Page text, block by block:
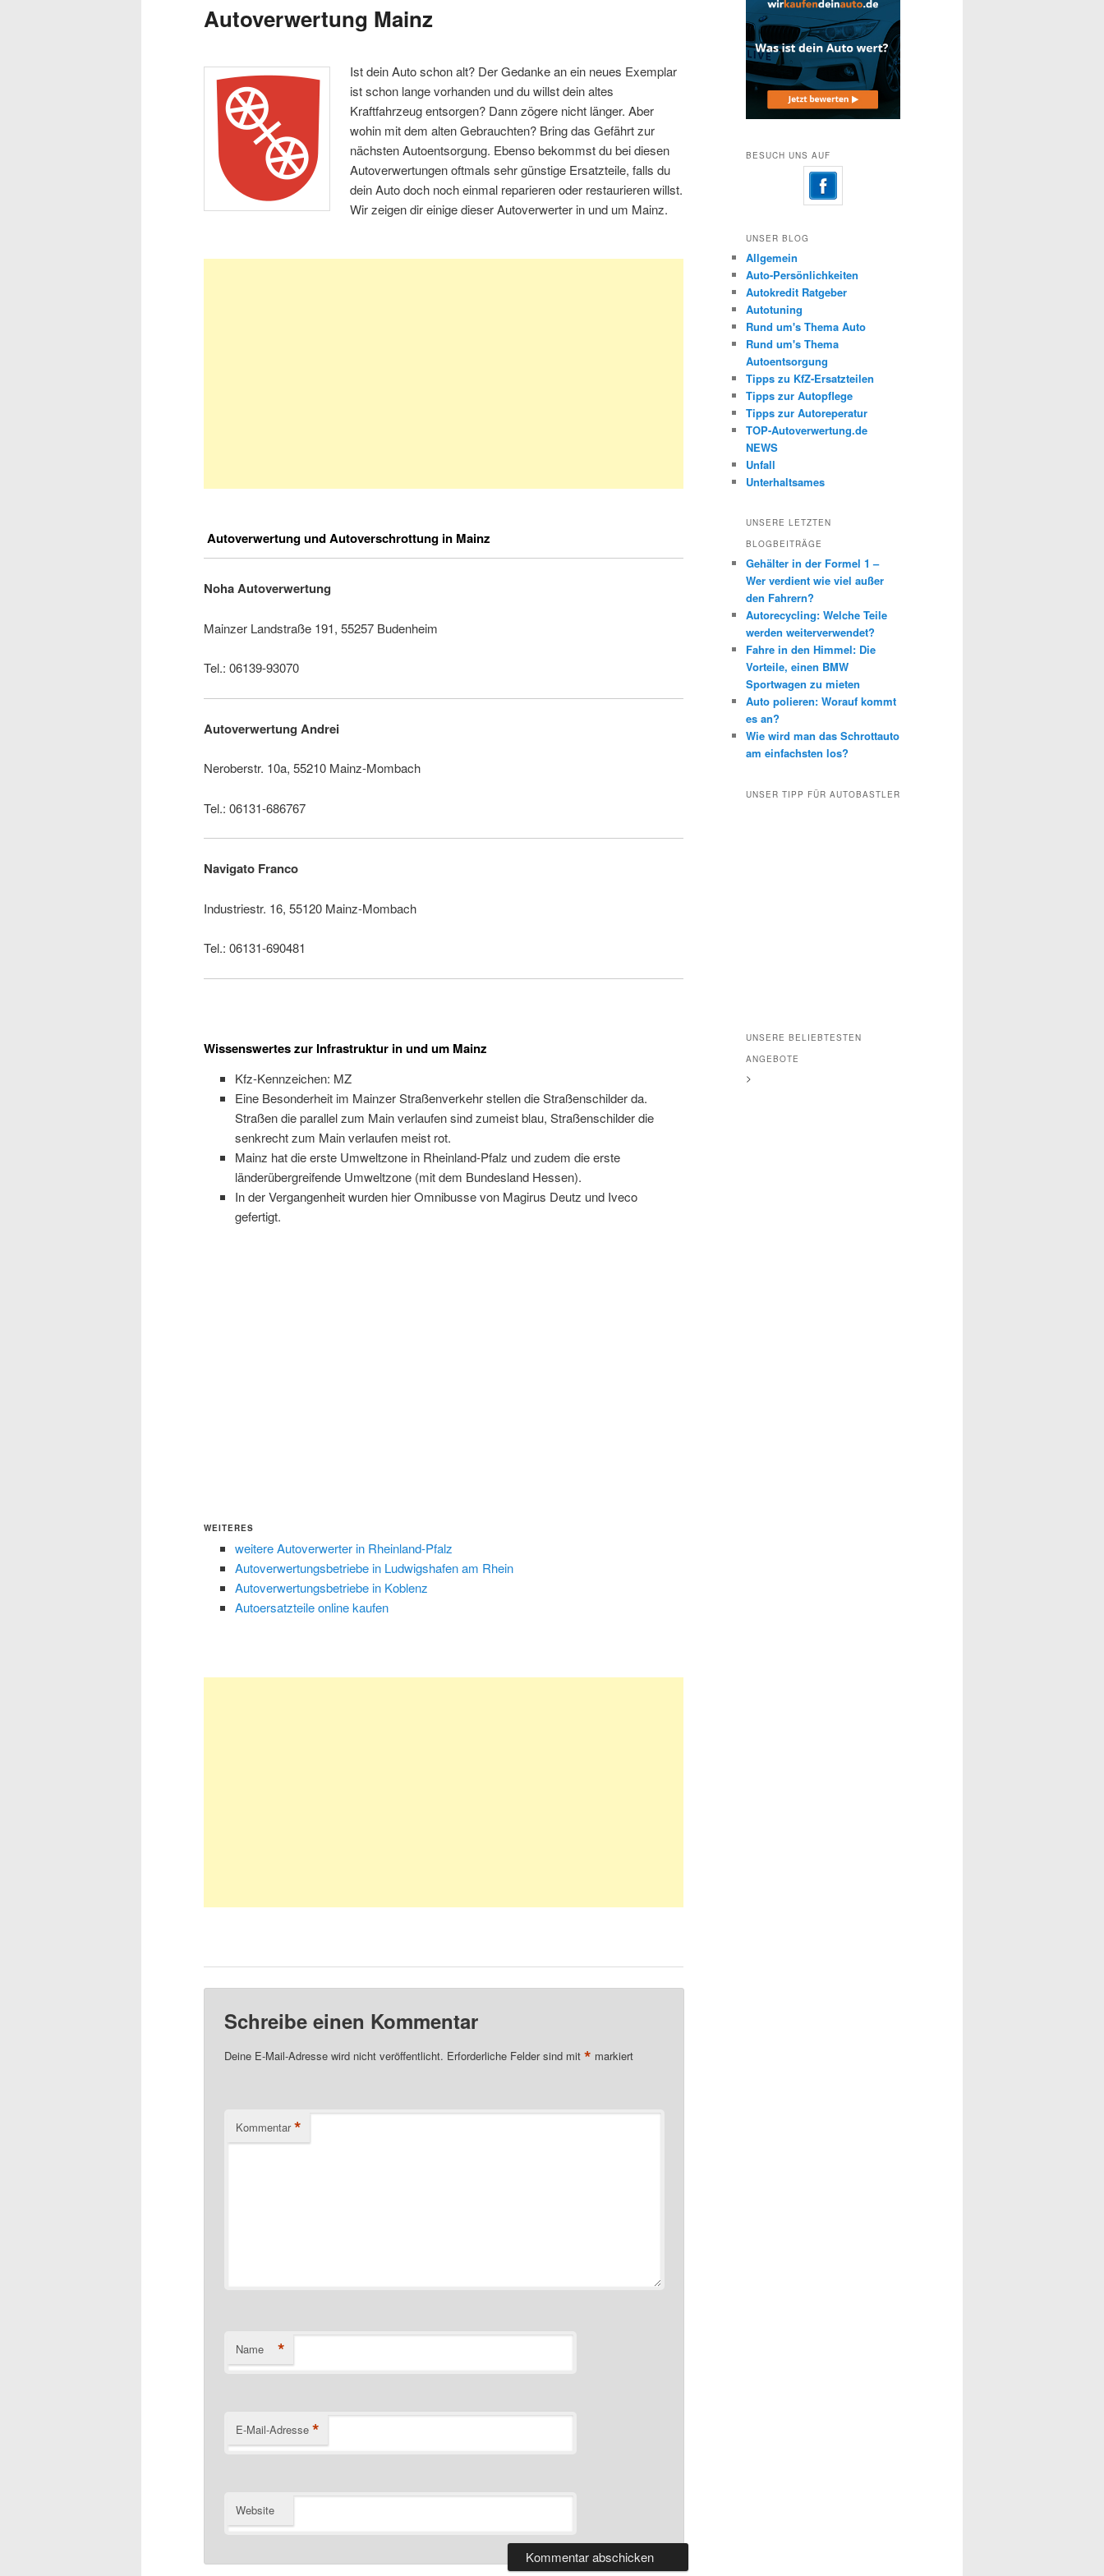
Autoverwertung Mainz
Ist dein Auto schon alt? Der Gedanke an ein neues Exemplar
ist schon lange vorhanden und du willst dein altes
Kraftfahrzeug entsorgen? Dann zögere nicht länger. Aber
wohin mit dem alten Gebrauchten? Bring das Gefährt zur
nächsten Autoentsorgung. Ebenso bekommst du bei diesen
Autoverwertungen oftmals sehr günstige Ersatzteile, falls du
dein Auto doch noch einmal reparieren oder restaurieren willst.
Wir zeigen dir einige dieser Autoverwerter in und um Mainz.
Autoverwertung und Autoverschrottung in Mainz
Noha Autoverwertung
Mainzer Landstraße 191, 55257 Budenheim
Tel.: 06139-93070
Autoverwertung Andrei
Neroberstr. 10a, 55210 Mainz-Mombach
Tel.: 06131-686767
Navigato Franco
Industriestr. 16, 55120 Mainz-Mombach
Tel.: 06131-690481
Wissenswertes zur Infrastruktur in und um Mainz
Kfz-Kennzeichen: MZ
Eine Besonderheit im Mainzer Straßenverkehr stellen die Straßenschilder da.
Straßen die parallel zum Main verlaufen sind zumeist blau, Straßenschilder die
senkrecht zum Main verlaufen meist rot.
Mainz hat die erste Umweltzone in Rheinland-Pfalz und zudem die erste
länderübergreifende Umweltzone (mit dem Bundesland Hessen).
In der Vergangenheit wurden hier Omnibusse von Magirus Deutz und Iveco
gefertigt.
WEITERES
weitere Autoverwerter in Rheinland-Pfalz
Autoverwertungsbetriebe in Ludwigshafen am Rhein
Autoverwertungsbetriebe in Koblenz
Autoersatzteile online kaufen
Schreibe einen Kommentar
Deine E-Mail-Adresse wird nicht veröffentlicht. Erforderliche Felder sind mit* markiert
Kommentar *
Name *
E-Mail-Adresse *
Website
BESUCH UNS AUF
UNSER BLOG
Allgemein
Auto-Persönlichkeiten
Autokredit Ratgeber
Autotuning
Rund um's Thema Auto
Rund um's Thema
Autoentsorgung
Tipps zu KfZ-Ersatzteilen
Tipps zur Autopflege
Tipps zur Autoreperatur
TOP-Autoverwertung.de
NEWS
Unfall
Unterhaltsames
UNSERE LETZTEN
BLOGBEITRÄGE
Gehälter in der Formel 1 –
Wer verdient wie viel außer
den Fahrern?
Autorecycling: Welche Teile
werden weiterverwendet?
Fahre in den Himmel: Die
Vorteile, einen BMW
Sportwagen zu mieten
Auto polieren: Worauf kommt
es an?
Wie wird man das Schrottauto
am einfachsten los?
UNSER TIPP FÜR AUTOBASTLER
UNSERE BELIEBTESTEN
ANGEBOTE
>